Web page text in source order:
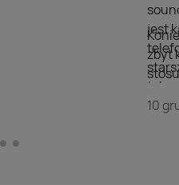
jest
zbyt
10